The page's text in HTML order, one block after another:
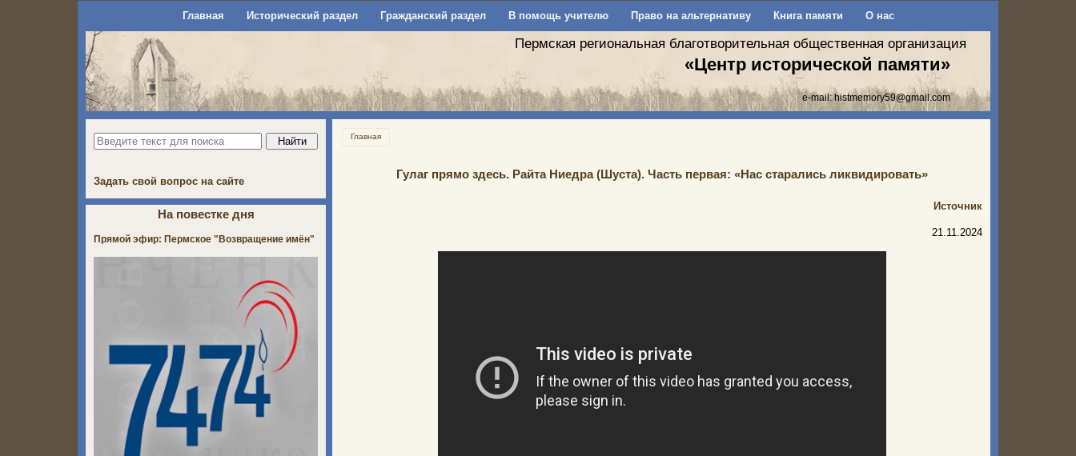
Главная Исторический раздел Гражданский раздел В помощь учителю Право на альтернативу Книга памяти О нас
Пермская региональная благотворительная общественная организация
«Центр исторической памяти»
e-mail:histmemory59@gmail.com
Главная
Гулаг прямо здесь. Райта Ниедра (Шуста). Часть первая: «Нас старались ликвидировать»
Источник
21.11.2024
Задать свой вопрос на сайте
На повестке дня
Прямой эфир: Пермское "Возвращение имён"